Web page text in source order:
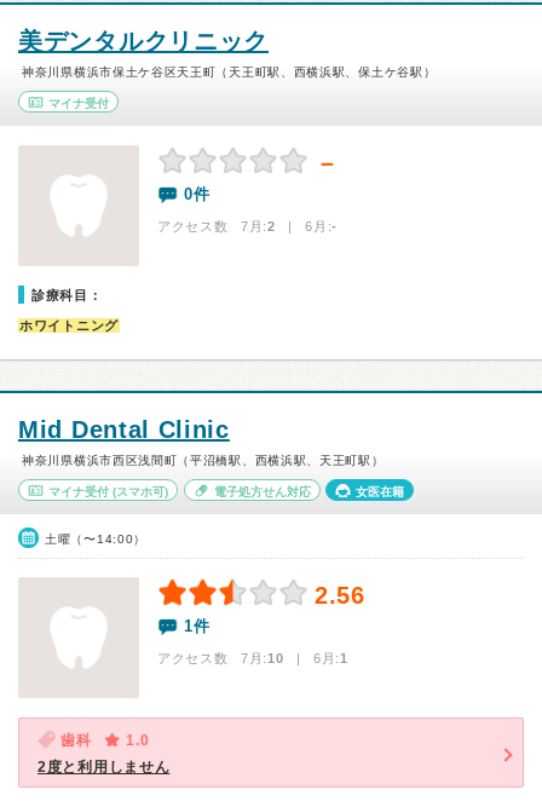
美デンタルクリニック
神奈川県横浜市保土ケ谷区天王町（天王町駅、西横浜駅、保土ケ谷駅）
マイナ受付
－
0件
アクセス数 7月:2 | 6月:-
診療科目：
ホワイトニング
Mid Dental Clinic
神奈川県横浜市西区浅間町（平沼橋駅、西横浜駅、天王町駅）
マイナ受付 (スマホ可) 電子処方せん対応 女医在籍
土曜（〜14:00）
2.56
1件
アクセス数 7月:10 | 6月:1
歯科
1.0
2度と利用しません